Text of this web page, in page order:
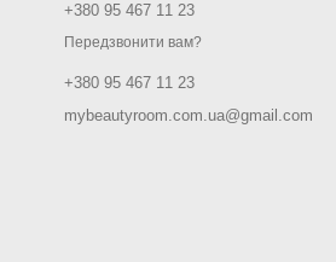
+380 95 467 11 23
Передзвонити вам?
+380 95 467 11 23
mybeautyroom.com.ua@gmail.com